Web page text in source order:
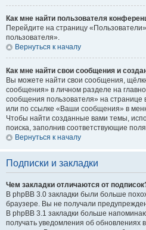
Как мне найти пользователя
Перейдите на страницу
пользователя».
Вернуться к началу
Как мне найти свои сообщения и
Вы можете найти свои сообщения,
сообщения» в личном разделе на
сообщения пользователя» на
или по ссылке «Ваши сообщения» в
Чтобы найти созданные вами темы,
поиска, заполнив соответствующие
Вернуться к началу
Подписки и закладки
Чем закладки отличаются от
В phpBB 3.0 закладки были больше
браузере. Вы не получали
В phpBB 3.1 закладки больше
получать уведомления об обновлениях